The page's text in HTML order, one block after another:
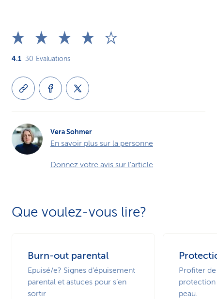
4.1 30 Evaluations
Vera Sohmer
En savoir plus sur la personne
Donnez votre avis sur l'article
Que voulez-vous lire?
Burn-out parental
Epuisé/e? Signes d’épuisement
parental et astuces pour s’en
sortir
Profiter de
protection
peau.